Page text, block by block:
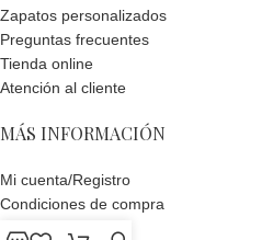
Zapatos personalizados
Preguntas frecuentes
Tienda online
Atención al cliente
MÁS INFORMACIÓN
Mi cuenta/Registro
Condiciones de compra
Pagos y envíos